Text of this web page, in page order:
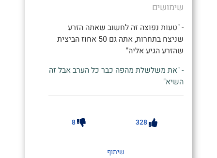
שימושים
- "טעות נפוצה זה לחשוב שאתה הזרע
שניצח בתחרות, אתה גם 50 אחוז הביצית
שהזרע הגיע אליה"
- "את משלשלת מהפה כבר כל הערב אבל זה
השיא"
328
8
שיתוף